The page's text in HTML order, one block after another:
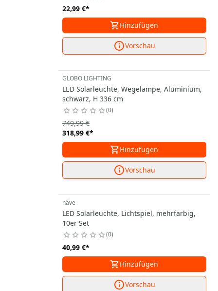
22,99 €*
Hinzufügen
Vorschau
GLOBO LIGHTING
LED Solarleuchte, Wegelampe, Aluminium,
schwarz, H 336 cm
0
318,99 €*
749,99 €
Hinzufügen
Vorschau
näve
LED Solarleuchte, Lichtspiel, mehrfarbig,
10er Set
0
40,99 €*
Hinzufügen
Vorschau